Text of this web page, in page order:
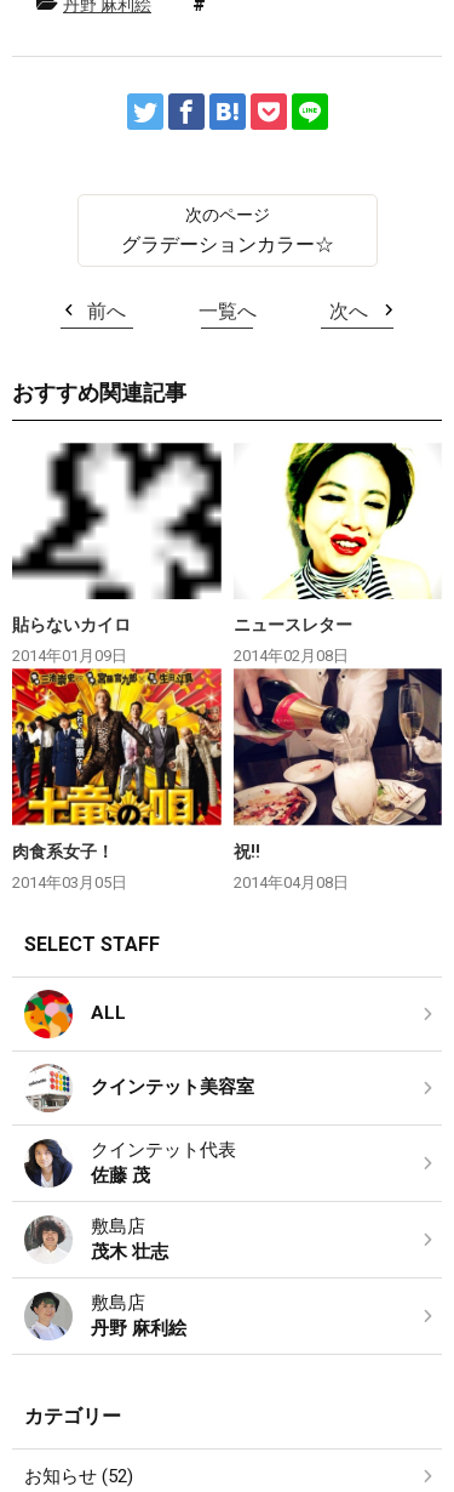
丹野 麻利絵
グラデーションカラー☆
前へ 一覧へ 次へ
おすすめ関連記事
貼らないカイロ
2014年01月09日
ニュースレター
2014年02月08日
肉食系女子！
2014年03月05日
祝‼︎
2014年04月08日
SELECT STAFF
ALL
クインテット美容室
クインテット代表
佐藤 茂
敷島店
茂木 壮志
敷島店
丹野 麻利絵
カテゴリー
お知らせ (52)